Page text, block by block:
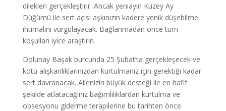
dilekleri gerçekleştirir. Ancak yeniayın Kuzey Ay
Düğümü ile sert açısı aşkınızın kadere yenik düşebilme
ihtimalini vurgulayacak. Bağlanmadan önce tüm
koşulları iyice araştırın.
Dolunay Başak burcunda 25 Şubat’ta gerçekleşecek ve
kötü alışkanlıklarınızdan kurtulmanız için gerektiği kadar
sert davranacak. Ailenizin büyük desteği ile en hafif
şekilde atlatacağınız bağımlılıklardan kurtulma ve
obsesyonu giderme terapilerine bu tarihten önce